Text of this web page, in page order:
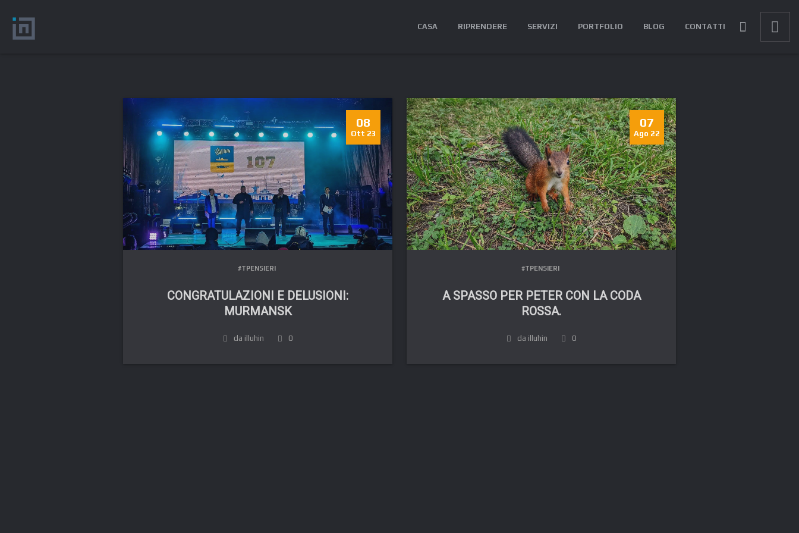
CASA RIPRENDERE SERVIZI PORTFOLIO BLOG CONTATTI
08
Ott 23
#TPENSIERI
CONGRATULAZIONI E DELUSIONI:
MURMANSK
da illuhin 0
07
Ago 22
#TPENSIERI
A SPASSO PER PETER CON LA CODA
ROSSA.
da illuhin 0